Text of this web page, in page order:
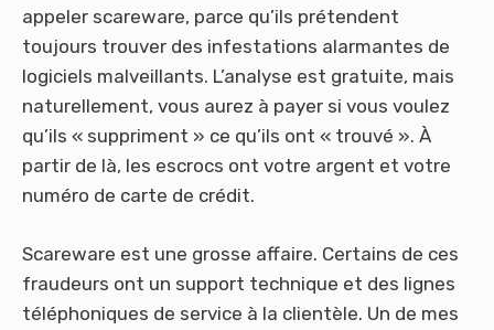
appeler scareware, parce qu’ils prétendent
toujours trouver des infestations alarmantes de
logiciels malveillants. L’analyse est gratuite, mais
naturellement, vous aurez à payer si vous voulez
qu’ils « suppriment » ce qu’ils ont « trouvé ». À
partir de là, les escrocs ont votre argent et votre
numéro de carte de crédit.
Scareware est une grosse affaire. Certains de ces
fraudeurs ont un support technique et des lignes
téléphoniques de service à la clientèle. Un de mes